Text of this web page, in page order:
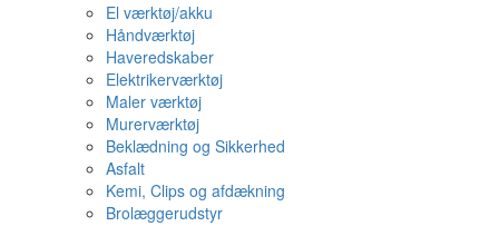
El værktøj/akku
Håndværktøj
Haveredskaber
Elektrikerværktøj
Maler værktøj
Murerværktøj
Beklædning og Sikkerhed
Asfalt
Kemi, Clips og afdækning
Brolæggerudstyr